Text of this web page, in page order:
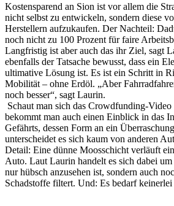
Kostensparend an Sion ist vor allem die
nicht selbst zu entwickeln, sondern diese
Herstellern aufzukaufen. Der Nachteil:
noch nicht zu 100 Prozent für faire
Langfristig ist aber auch das ihr Ziel, sagt
ebenfalls der Tatsache bewusst, dass ein
ultimative Lösung ist. Es ist ein Schritt in
Mobilität – ohne Erdöl. „Aber
noch besser“, sagt Laurin.
Schaut man sich das Crowdfunding-
bekommt man auch einen Einblick in das
Gefährts, dessen Form an ein
unterscheidet es sich kaum von anderen
Detail: Eine dünne Moosschicht verläuft
Auto. Laut Laurin handelt es sich dabei
nur hübsch anzusehen ist, sondern auch
Schadstoffe filtert. Und: Es bedarf keinerlei